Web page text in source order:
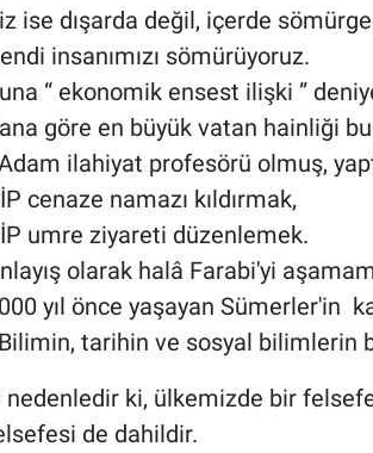
ise dışarda değil, içerde
insanımızı sömürüyoruz.
“ ekonomik ensest ilişki ”
göre en büyük vatan hainliği
ilahiyat profesörü olmuş,
cenaze namazı kıldırmak,
umre ziyareti düzenlemek.
olarak halâ Farabi'yi
yıl önce yaşayan Sümerler'in
tarihin ve sosyal bilimlerin
nedenledir ki, ülkemizde bir
de dahildir.